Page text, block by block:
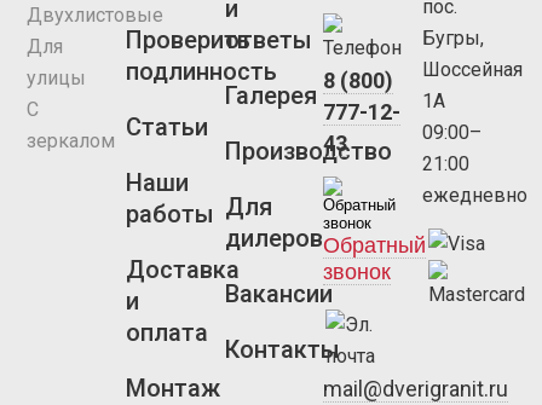
Двухлистовые
Для
улицы
С
зеркалом
Проверить
подлинность
Статьи
Наши
работы
Доставка
и
оплата
Монтаж
и
ответы
Галерея
Производство
Для
дилеров
Вакансии
Контакты
8 (800)
777-12-
43
Обратный
звонок
mail@dverigranit.ru
пос.
Бугры,
Шоссейная
1А
09:00–
21:00
ежедневно